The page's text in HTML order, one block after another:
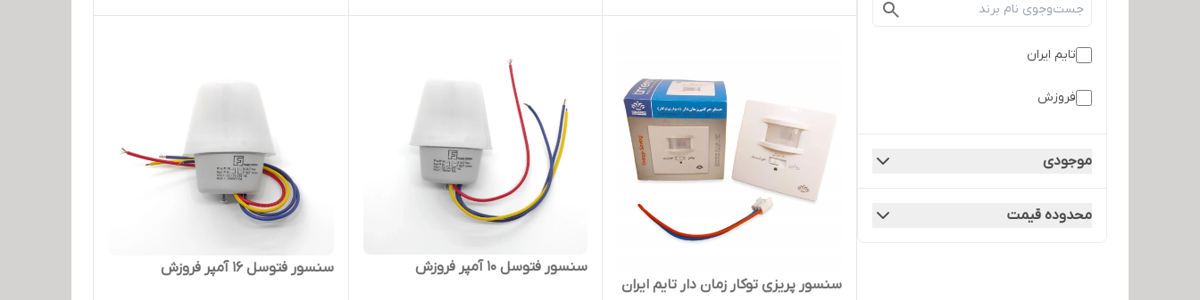
تایم ایران
فروزش
موجودی
محدوده قیمت
سنسور پریزی توکار زمان دار تایم ایران
سنسور فتوسل 10 آمپر فروزش سنسور فتوسل 16 آمپر فروزش